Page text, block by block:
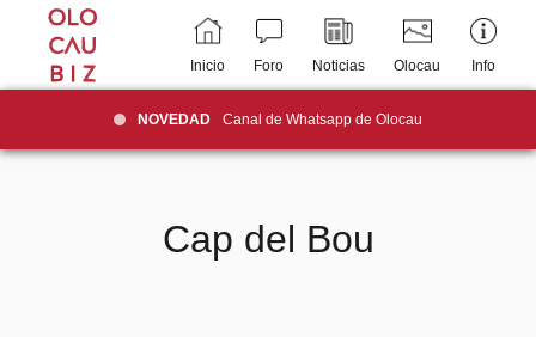
Inicio Foro Noticias Olocau Info
NOVEDAD Canal de Whatsapp de Olocau
Cap del Bou